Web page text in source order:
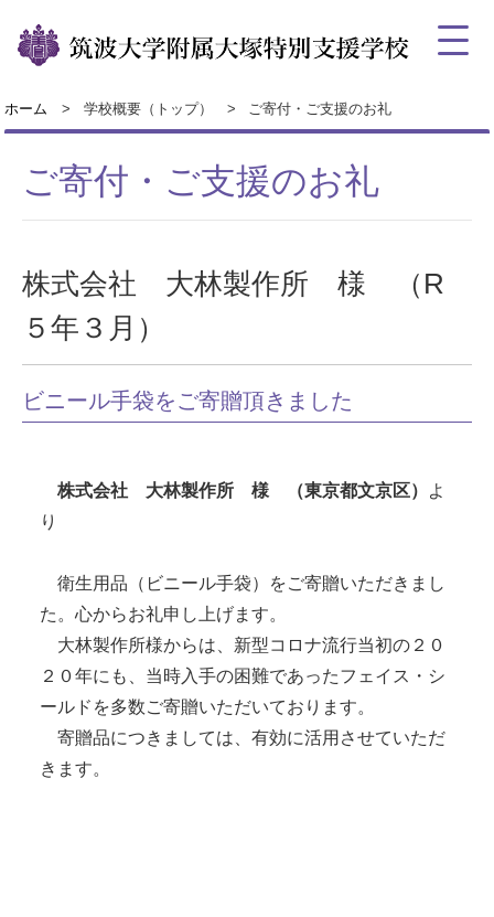
ホーム 学校概要（トップ） ご寄付・ご支援のお礼
ご寄付・ご支援のお礼
株式会社 大林製作所 様 （R
５年３月）
ビニール手袋をご寄贈頂きました
株式会社 大林製作所 様 （東京都文京区） よ
り
衛生用品（ビニール手袋）をご寄贈いただきまし
た。心からお礼申し上げます。
大林製作所様からは、新型コロナ流行当初の２０
２０年にも、当時入手の困難であったフェイス・シ
ールドを多数ご寄贈いただいております。
寄贈品につきましては、有効に活用させていただ
きます。